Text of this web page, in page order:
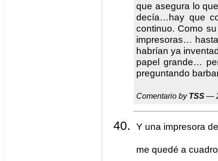
que asegura lo
decía…hay que
continuo. Como
impresoras…
habrían ya
papel grande…
preguntando
Comentario by TSS —
Y una impresora
me quedé a